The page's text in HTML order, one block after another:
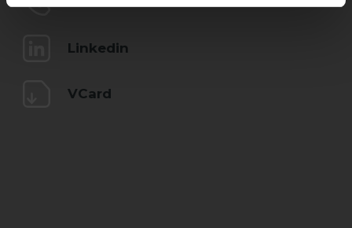
Linkedin
VCard